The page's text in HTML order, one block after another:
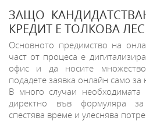
ЗАЩО
КРЕДИТ Е ТОЛКОВА
Основното предимство на
част от процеса е
офис и да носите
подадете заявка онлайн само за
В много случаи
директно във формуляра за
спестява време и улеснява